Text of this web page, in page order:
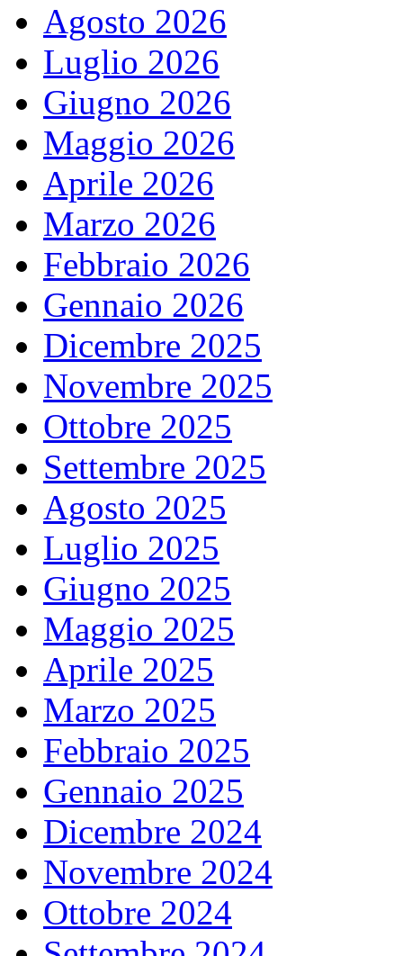
Agosto 2026
Luglio 2026
Giugno 2026
Maggio 2026
Aprile 2026
Marzo 2026
Febbraio 2026
Gennaio 2026
Dicembre 2025
Novembre 2025
Ottobre 2025
Settembre 2025
Agosto 2025
Luglio 2025
Giugno 2025
Maggio 2025
Aprile 2025
Marzo 2025
Febbraio 2025
Gennaio 2025
Dicembre 2024
Novembre 2024
Ottobre 2024